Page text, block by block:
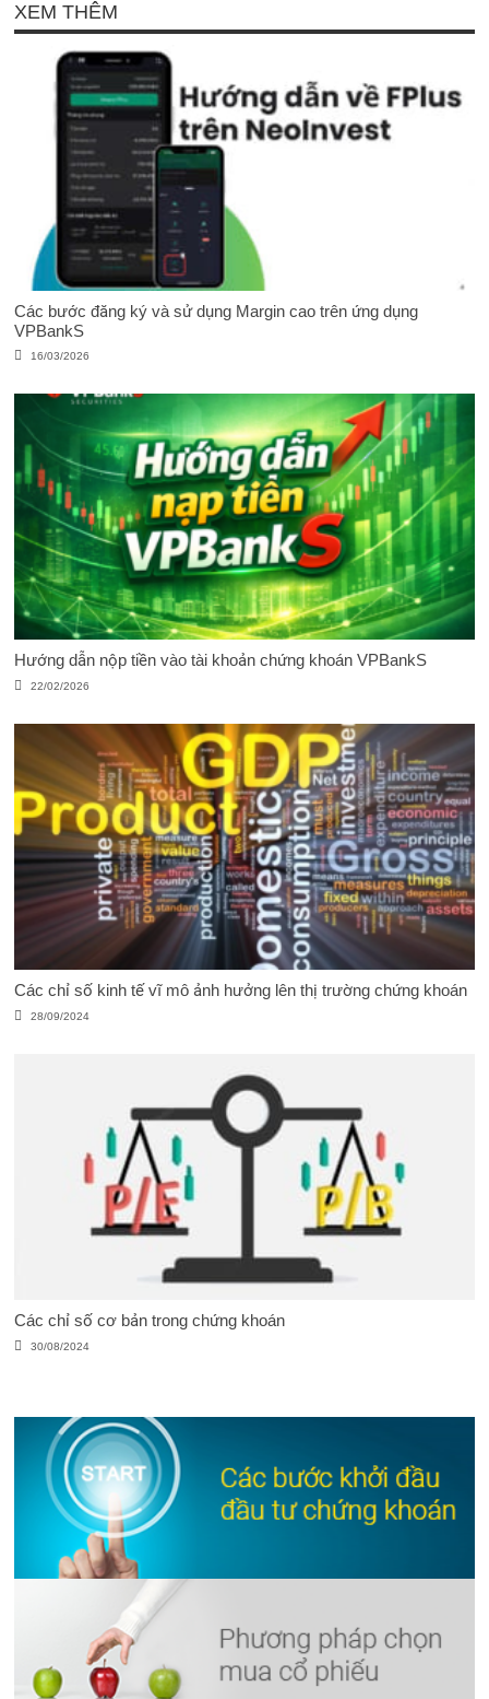
XEM THÊM
Các bước đăng ký và sử dụng Margin cao trên ứng dụng
VPBankS
16/03/2026
Hướng dẫn nộp tiền vào tài khoản chứng khoán VPBankS
22/02/2026
Các chỉ số kinh tế vĩ mô ảnh hưởng lên thị trường chứng khoán
28/09/2024
Các chỉ số cơ bản trong chứng khoán
30/08/2024